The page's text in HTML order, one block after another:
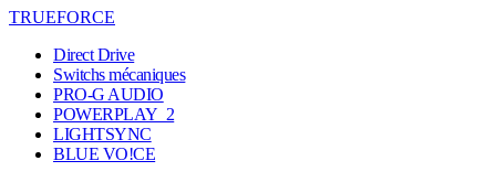
TRUEFORCE
Direct Drive
Switchs mécaniques
PRO-G AUDIO
POWERPLAY 2
LIGHTSYNC
BLUE VO!CE